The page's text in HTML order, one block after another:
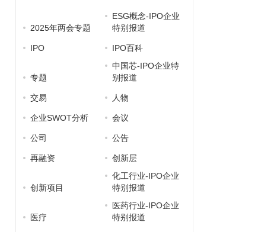
2025年两会专题
ESG概念-IPO企业
特别报道
IPO IPO百科
专题
中国芯-IPO企业特
别报道
交易 人物
企业SWOT分析 会议
公司 公告
再融资 创新层
创新项目
化工行业-IPO企业
特别报道
医疗
医药行业-IPO企业
特别报道